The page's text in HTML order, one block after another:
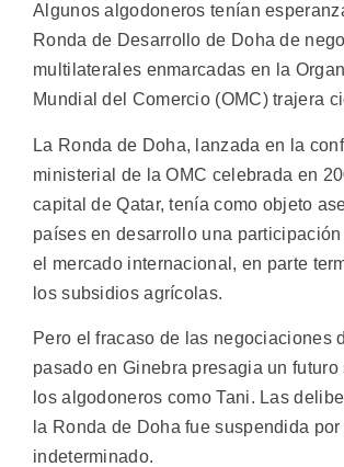
Algunos algodoneros tenían
Ronda de Desarrollo de Doha de
multilaterales enmarcadas en la
Mundial del Comercio (OMC) trajera
La Ronda de Doha, lanzada en la
ministerial de la OMC celebrada en
capital de Qatar, tenía como objeto
países en desarrollo una
el mercado internacional, en parte
los subsidios agrícolas.
Pero el fracaso de las negociaciones
pasado en Ginebra presagia un futuro
los algodoneros como Tani. Las
la Ronda de Doha fue suspendida por
indeterminado.